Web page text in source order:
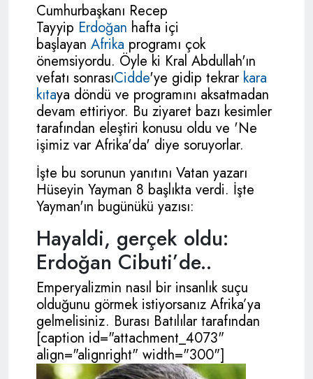
Cumhurbaşkanı Recep
Tayyip Erdoğan hafta içi
başlayan Afrika programı çok
önemsiyordu. Öyle ki Kral Abdullah'ın
vefatı sonrasıCidde'ye gidip tekrar kara
kıtaya döndü ve programını aksatmadan
devam ettiriyor. Bu ziyaret bazı kesimler
tarafından eleştiri konusu oldu ve 'Ne
işimiz var Afrika'da' diye soruyorlar.
İşte bu sorunun yanıtını Vatan yazarı
Hüseyin Yayman 8 başlıkta verdi. İşte
Yayman'ın bugünükü yazısı:
Hayaldi, gerçek oldu:
Erdoğan Cibuti’de..
Emperyalizmin nasıl bir insanlık suçu
olduğunu görmek istiyorsanız Afrika’ya
gelmelisiniz. Burası Batılılar tarafından
[caption id="attachment_4073"
align="alignright" width="300"]